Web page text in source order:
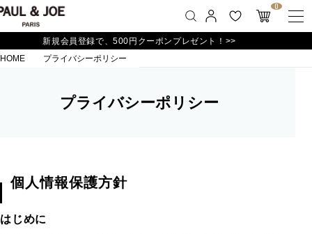
0
新規会員登録で、500円クーポンプレゼント！>>
HOME
プライバシーポリシー
プライバシーポリシー
個人情報保護方針
はじめに